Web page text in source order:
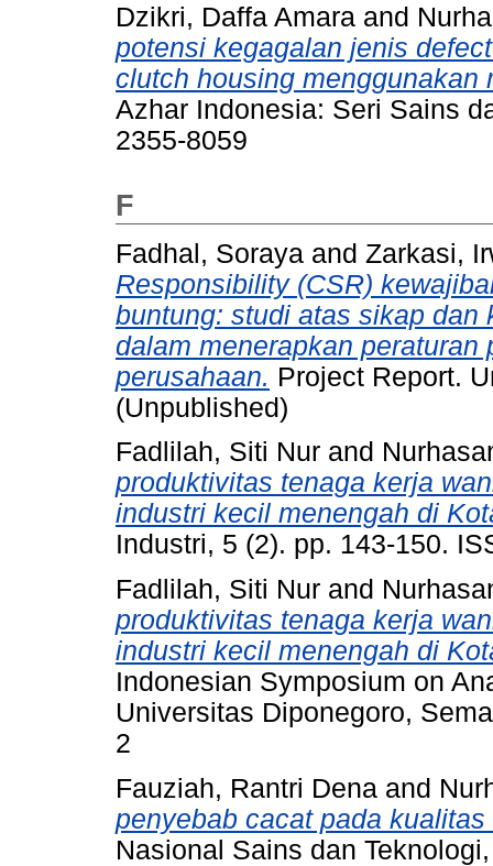
Dzikri, Daffa Amara and
potensi kegagalan jenis
clutch housing menggunakan
Azhar Indonesia: Seri Sains
2355-8059
F
Fadhal, Soraya and Zarkasi,
Responsibility (CSR)
buntung: studi atas sikap dan
dalam menerapkan peraturan
perusahaan. Project Report.
(Unpublished)
Fadlilah, Siti Nur and
produktivitas tenaga kerja
industri kecil menengah di
Industri, 5 (2). pp. 143-150.
Fadlilah, Siti Nur and
produktivitas tenaga kerja
industri kecil menengah di
Indonesian Symposium on
Universitas Diponegoro,
2
Fauziah, Rantri Dena and
penyebab cacat pada
Nasional Sains dan